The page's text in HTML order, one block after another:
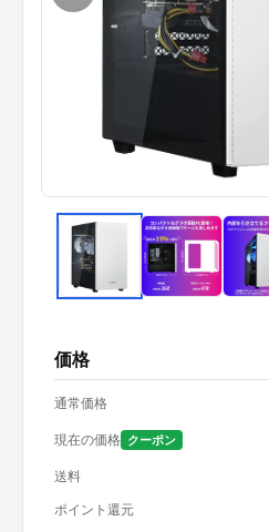
価格
通常価格
現在の価格 クーポン
送料
ポイント還元